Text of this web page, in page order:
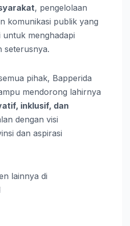
, pengelolaan
komunikasi publik yang
untuk menghadapi
seterusnya.
pihak, Bapperida
mendorong lahirnya
inklusif, dan
dengan visi
dan aspirasi
lainnya di